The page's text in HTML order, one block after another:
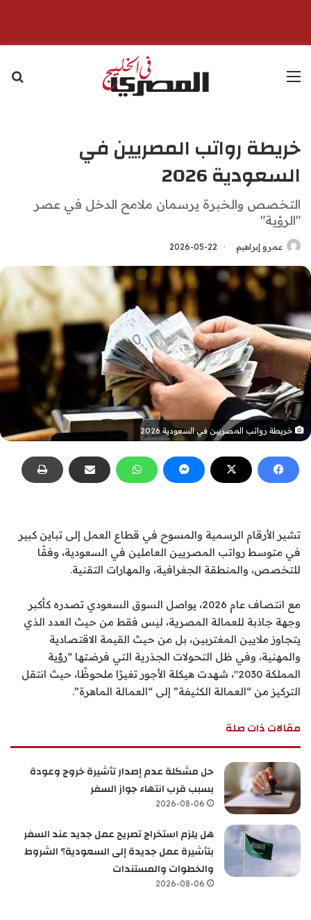
القائمة
خريطة رواتب المصريين في
السعودية 2026
التخصص والخبرة يرسمان ملامح الدخل في عصر
"الرؤية"
عمرو إبراهيم 2026-05-22
خريطة رواتب المصريين في السعودية 2026
تشير الأرقام الرسمية والمسوح في قطاع العمل إلى تباين كبير
في متوسط رواتب المصريين العاملين في السعودية، وفقًا
للتخصص، والمنطقة الجغرافية، والمهارات التقنية.
مع انتصاف عام 2026، يواصل السوق السعودي تصدره كأكبر
وجهة جاذبة للعمالة المصرية، ليس فقط من حيث العدد الذي
يتجاوز ملايين المغتربين، بل من حيث القيمة الاقتصادية
والمهنية، وفي ظل التحولات الجذرية التي فرضتها “رؤية
المملكة 2030″، شهدت هيكلة الأجور تغيرًا ملحوظًا، حيث انتقل
التركيز من “العمالة الكثيفة” إلى “العمالة الماهرة”.
مقالات ذات صلة
حل مشكلة عدم إصدار تأشيرة خروج وعودة
بسبب قرب انتهاء جواز السفر
2026-08-06
هل يلزم استخراج تصريح عمل جديد عند السفر
بتأشيرة عمل جديدة إلى السعودية؟ الشروط
والخطوات والمستندات
2026-08-06